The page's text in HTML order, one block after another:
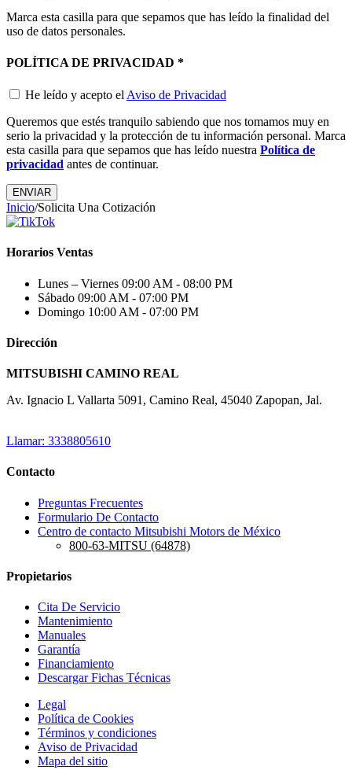
Marca esta casilla para que sepamos que has leído la finalidad del
uso de datos personales.
POLÍTICA DE PRIVACIDAD *
He leído y acepto el Aviso de Privacidad
Queremos que estés tranquilo sabiendo que nos tomamos muy en
serio la privacidad y la protección de tu información personal. Marca
esta casilla para que sepamos que has leído nuestra Política de
privacidad antes de continuar.
Inicio/Solicita Una Cotización
Horarios Ventas
Lunes – Viernes 09:00 AM - 08:00 PM
Sábado 09:00 AM - 07:00 PM
Domingo 10:00 AM - 07:00 PM
Dirección
MITSUBISHI CAMINO REAL
Av. Ignacio L Vallarta 5091, Camino Real, 45040 Zapopan, Jal.
Llamar: 3338805610
Contacto
Preguntas Frecuentes
Formulario De Contacto
Centro de contacto Mitsubishi Motors de México
800-63-MITSU (64878)
Propietarios
Cita De Servicio
Mantenimiento
Manuales
Garantía
Financiamiento
Descargar Fichas Técnicas
Legal
Política de Cookies
Términos y condiciones
Aviso de Privacidad
Mapa del sitio